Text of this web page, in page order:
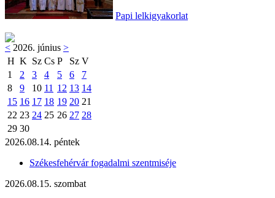
Papi lelkigyakorlat
< 2026. június >
H K Sz Cs P Sz V
1
2 3 4 5 6
7
8
9 10 11 12 13 14
15 16 17 18 19 20 21
22 23 24 25 26 27 28
29 30
2026.08.14. péntek
Székesfehérvár fogadalmi szentmiséje
2026.08.15. szombat